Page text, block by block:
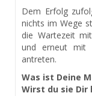
Dem Erfolg
nichts im Wege
die Wartezeit
und erneut mit
antreten.
Was ist Deine
Wirst du sie Dir